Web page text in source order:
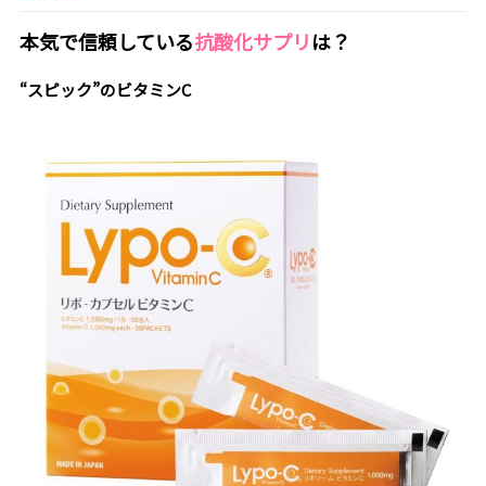
本気で信頼している抗酸化サプリは？
“スピック”のビタミンC